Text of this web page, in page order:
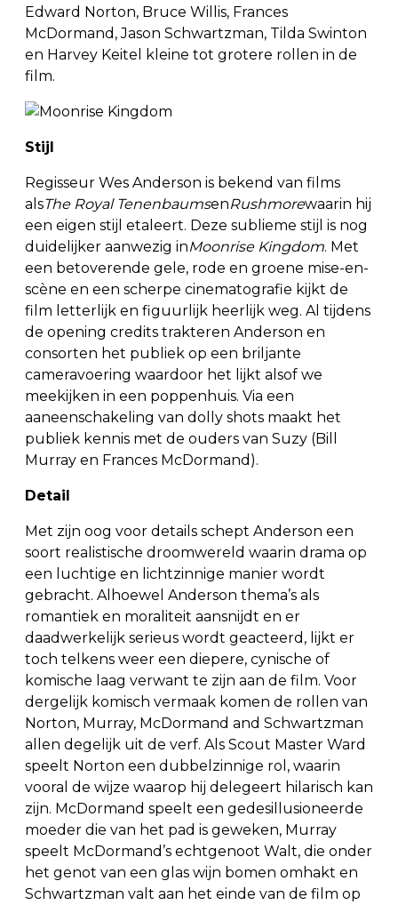
Edward Norton, Bruce Willis, Frances
McDormand, Jason Schwartzman, Tilda Swinton
en Harvey Keitel kleine tot grotere rollen in de
film.
Stijl
Regisseur Wes Anderson is bekend van films
alsThe Royal TenenbaumsenRushmorewaarin hij
een eigen stijl etaleert. Deze sublieme stijl is nog
duidelijker aanwezig inMoonrise Kingdom. Met
een betoverende gele, rode en groene mise-en-
scène en een scherpe cinematografie kijkt de
film letterlijk en figuurlijk heerlijk weg. Al tijdens
de opening credits trakteren Anderson en
consorten het publiek op een briljante
cameravoering waardoor het lijkt alsof we
meekijken in een poppenhuis. Via een
aaneenschakeling van dolly shots maakt het
publiek kennis met de ouders van Suzy (Bill
Murray en Frances McDormand).
Detail
Met zijn oog voor details schept Anderson een
soort realistische droomwereld waarin drama op
een luchtige en lichtzinnige manier wordt
gebracht. Alhoewel Anderson thema’s als
romantiek en moraliteit aansnijdt en er
daadwerkelijk serieus wordt geacteerd, lijkt er
toch telkens weer een diepere, cynische of
komische laag verwant te zijn aan de film. Voor
dergelijk komisch vermaak komen de rollen van
Norton, Murray, McDormand and Schwartzman
allen degelijk uit de verf. Als Scout Master Ward
speelt Norton een dubbelzinnige rol, waarin
vooral de wijze waarop hij delegeert hilarisch kan
zijn. McDormand speelt een gedesillusioneerde
moeder die van het pad is geweken, Murray
speelt McDormand’s echtgenoot Walt, die onder
het genot van een glas wijn bomen omhakt en
Schwartzman valt aan het einde van de film op